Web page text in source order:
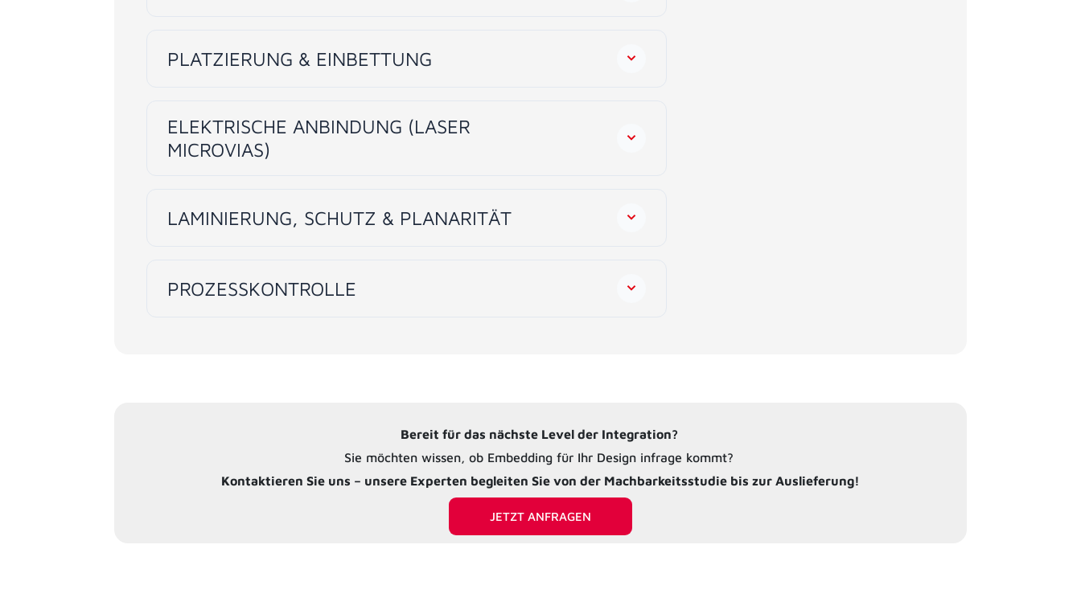
PLATZIERUNG & EINBETTUNG
ELEKTRISCHE ANBINDUNG (LASER
MICROVIAS)
LAMINIERUNG, SCHUTZ & PLANARITÄT
PROZESSKONTROLLE
Bereit für das nächste Level der Integration?
Sie möchten wissen, ob Embedding für Ihr Design infrage kommt?
Kontaktieren Sie uns – unsere Experten begleiten Sie von der Machbarkeitsstudie bis zur Auslieferung!
JETZT ANFRAGEN